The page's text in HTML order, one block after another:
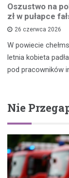
Oszustwo na
zł w pułapce
26 czerwca 2026
W powiecie
letnia kobieta
pod pracowników
Nie